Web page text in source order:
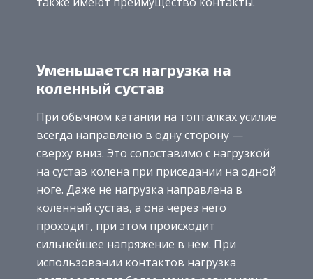
Уменьшается нагрузка на
коленный сустав
При обычном катании на топталках усилие
всегда направлено в одну сторону —
сверху вниз. Это сопоставимо с нагрузкой
на сустав колена при приседании на одной
ноге. Даже не нагрузка направлена в
коленный сустав, а она через него
проходит, при этом происходит
сильнейшее напряжение в нём. При
использовании контактов нагрузка